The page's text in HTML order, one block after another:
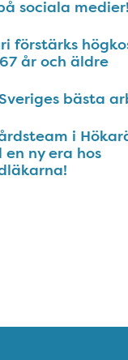
sociala medier!
förstärks
år och äldre
bästa
i
ny era hos